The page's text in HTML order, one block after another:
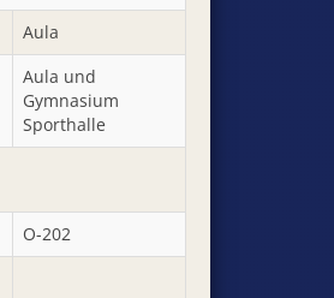
Aula
Aula und
Gymnasium
Sporthalle
O-202